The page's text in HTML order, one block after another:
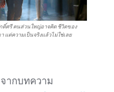
ดิ์ศรี คนส่วนใหญ่อาจคิด ชีวิตของ
แต่ความเป็นจริงแล้วไม่ใช่เลย
ากบทความ